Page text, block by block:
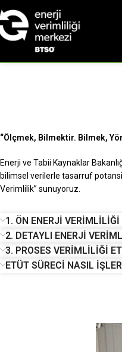
“Ölçmek, Bilmektir. Bilmek,
Enerji ve Tabii Kaynaklar
bilimsel verilerle tasarruf
Verimlilik” sunuyoruz.
1. ÖN ENERJİ VERİMLİLİĞİ
2. DETAYLI ENERJİ
3. PROSES VERİMLİLİĞİ
ETÜT SÜRECİ NASIL